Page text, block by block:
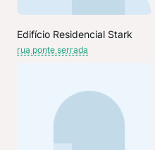
Edifício Residencial Stark
rua ponte serrada